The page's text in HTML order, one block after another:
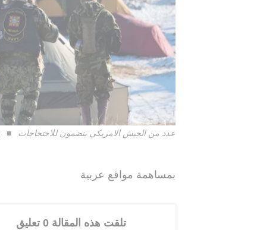
عدد من الجيش الامريكي ينضمون للاحتجاجات
بمساهمة مواقع عربية
تلقت هذه المقالة 0 تعليق